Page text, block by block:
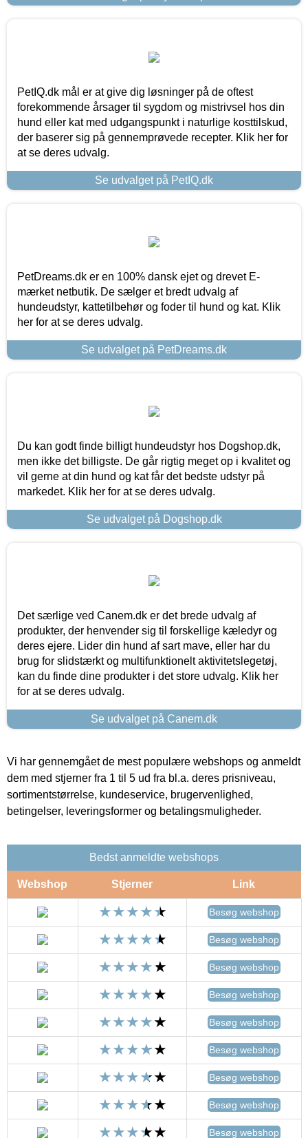
PetIQ.dk mål er at give dig løsninger på de oftest
forekommende årsager til sygdom og mistrivsel hos din
hund eller kat med udgangspunkt i naturlige kosttilskud,
der baserer sig på gennemprøvede recepter. Klik her for
at se deres udvalg.
Se udvalget på PetIQ.dk
PetDreams.dk er en 100% dansk ejet og drevet E-
mærket netbutik. De sælger et bredt udvalg af
hundeudstyr, kattetilbehør og foder til hund og kat. Klik
her for at se deres udvalg.
Se udvalget på PetDreams.dk
Du kan godt finde billigt hundeudstyr hos Dogshop.dk,
men ikke det billigste. De går rigtig meget op i kvalitet og
vil gerne at din hund og kat får det bedste udstyr på
markedet. Klik her for at se deres udvalg.
Se udvalget på Dogshop.dk
Det særlige ved Canem.dk er det brede udvalg af
produkter, der henvender sig til forskellige kæledyr og
deres ejere. Lider din hund af sart mave, eller har du
brug for slidstærkt og multifunktionelt aktivitetslegetøj,
kan du finde dine produkter i det store udvalg. Klik her
for at se deres udvalg.
Se udvalget på Canem.dk
Vi har gennemgået de mest populære webshops og anmeldt
dem med stjerner fra 1 til 5 ud fra bl.a. deres prisniveau,
sortimentstørrelse, kundeservice, brugervenlighed,
betingelser, leveringsformer og betalingsmuligheder.
Bedst anmeldte webshops
Webshop Stjerner Link
Besøg webshop
Besøg webshop
Besøg webshop
Besøg webshop
Besøg webshop
Besøg webshop
Besøg webshop
Besøg webshop
Besøg webshop